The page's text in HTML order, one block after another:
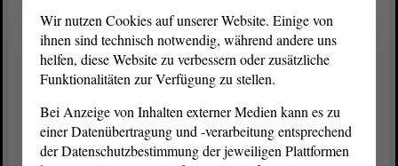
Wulf Gallert (DIE LINKE):
Frau Dr. Pähle, die Sache mit dem
sage ich an der Stelle sehr deutlich. Ich kenne seit
zehn Jahren, nein, seit 15 Jahren diese permanente
Wir nutzen Cookies auf unserer Website. Einige von
ihnen sind technisch notwendig, während andere uns
helfen, diese Website zu verbessern oder zusätzliche
Funktionalitäten zur Verfügung zu stellen.
Bei Anzeige von Inhalten externer Medien kann es zu
einer Datenübertragung und -verarbeitung entsprechend
der Datenschutzbestimmung der jeweiligen Plattformen